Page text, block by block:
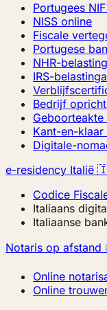
Portugees
NISS online
Fiscale
Portugese
NHR-
IRS-
Bedrijf
Kant-en-
Digitale-
e-residency Italië
Codice
Italiaans
Italiaanse
Notaris op afstand
Online
Online